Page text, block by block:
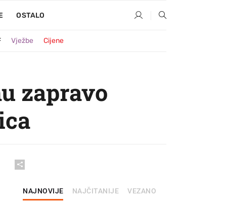
OSTALO
Vježbe Cijene
zapravo
NAJNOVIJE NAJČITANIJE VEZANO